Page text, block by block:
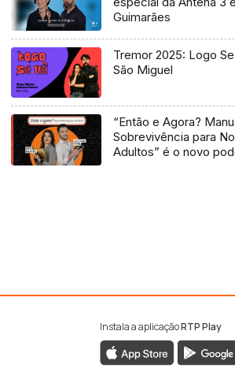
Guimarães
Tremor 2025: Logo
São Miguel
“Então e Agora?
Sobrevivência para
Adultos” é o novo
Instala a aplicaçãoRTP Play